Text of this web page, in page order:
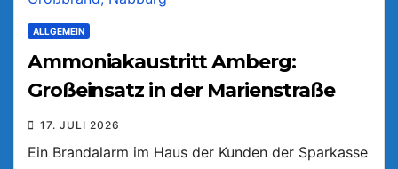
ALLGEMEIN
Ammoniakaustritt Amberg:
Großeinsatz in der Marienstraße
17. JULI 2026
Ein Brandalarm im Haus der Kunden der Sparkasse